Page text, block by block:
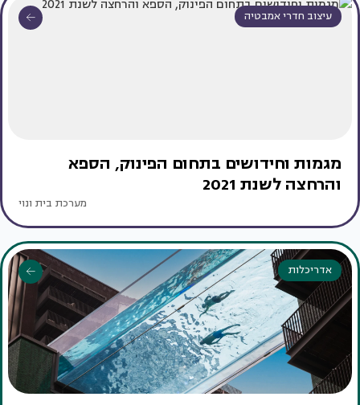
עיצוב חדרי אמבטיה
מגמות וחידושים בתחום הפינוק, הספא
והרחצה לשנת 2021
מערכת בית ונוי
אדריכלות